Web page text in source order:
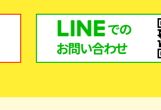
での
お問い合わせ